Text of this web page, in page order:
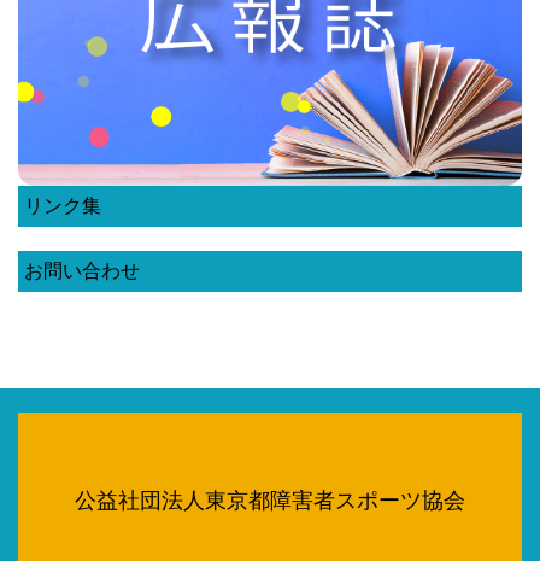
リンク集
お問い合わせ
公益社団法人東京都障害者スポーツ協会